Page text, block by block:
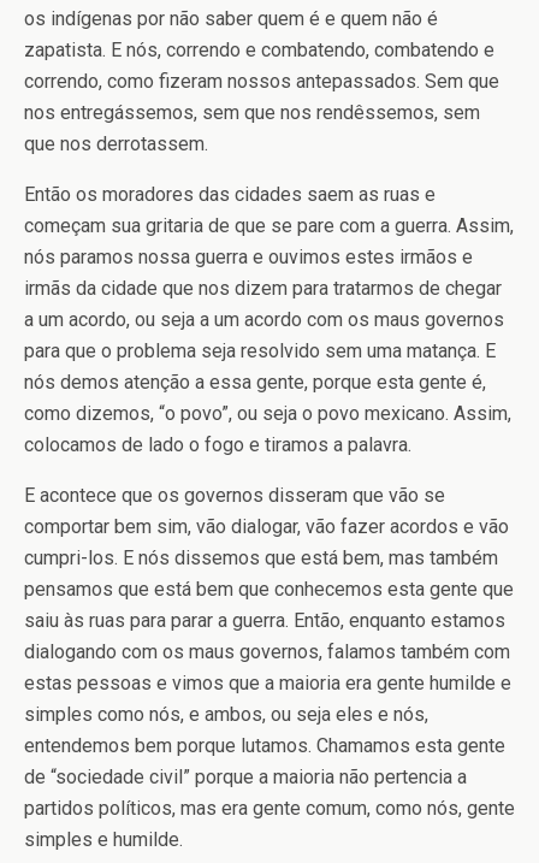
os indígenas por não saber quem é e quem não é
zapatista. E nós, correndo e combatendo, combatendo e
correndo, como fizeram nossos antepassados. Sem que
nos entregássemos, sem que nos rendêssemos, sem
que nos derrotassem.
Então os moradores das cidades saem as ruas e
começam sua gritaria de que se pare com a guerra. Assim,
nós paramos nossa guerra e ouvimos estes irmãos e
irmãs da cidade que nos dizem para tratarmos de chegar
a um acordo, ou seja a um acordo com os maus governos
para que o problema seja resolvido sem uma matança. E
nós demos atenção a essa gente, porque esta gente é,
como dizemos, “o povo”, ou seja o povo mexicano. Assim,
colocamos de lado o fogo e tiramos a palavra.
E acontece que os governos disseram que vão se
comportar bem sim, vão dialogar, vão fazer acordos e vão
cumpri-los. E nós dissemos que está bem, mas também
pensamos que está bem que conhecemos esta gente que
saiu às ruas para parar a guerra. Então, enquanto estamos
dialogando com os maus governos, falamos também com
estas pessoas e vimos que a maioria era gente humilde e
simples como nós, e ambos, ou seja eles e nós,
entendemos bem porque lutamos. Chamamos esta gente
de “sociedade civil” porque a maioria não pertencia a
partidos políticos, mas era gente comum, como nós, gente
simples e humilde.